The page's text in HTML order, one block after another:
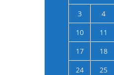
3
4
10
11
17
18
24
25